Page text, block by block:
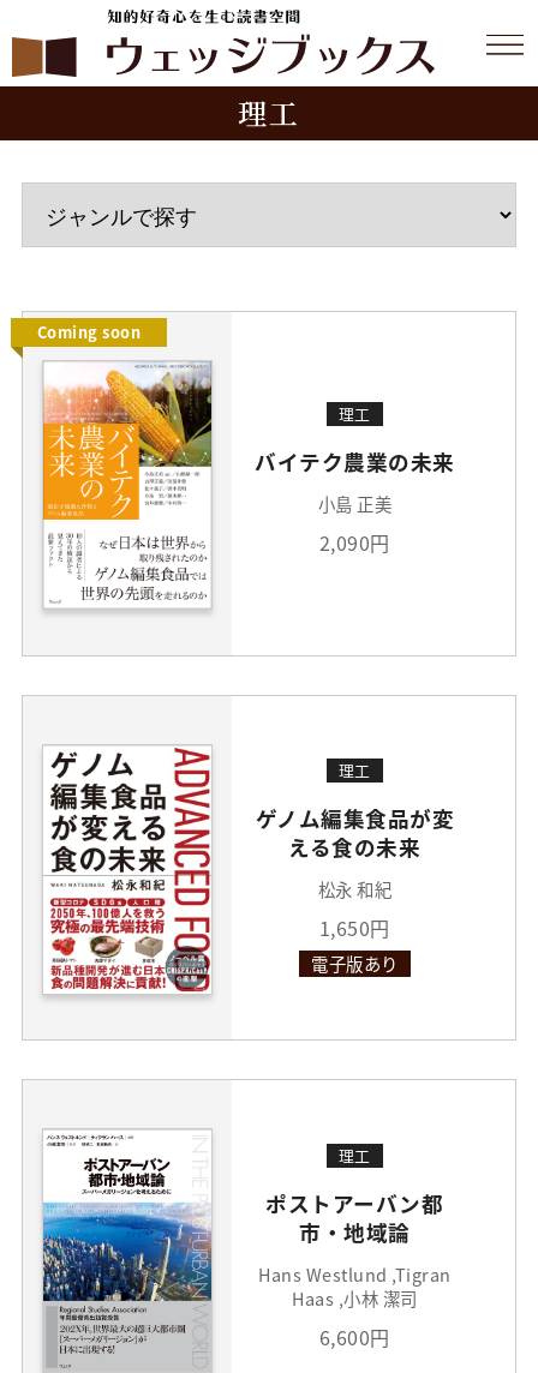
理工
Coming soon
理工
バイテク農業の未来
小島 正美
2,090円
理工
ゲノム編集食品が変
える食の未来
松永 和紀
1,650円
電子版あり
理工
ポストアーバン都
市・地域論
Hans Westlund ,Tigran
Haas ,小林 潔司
6,600円